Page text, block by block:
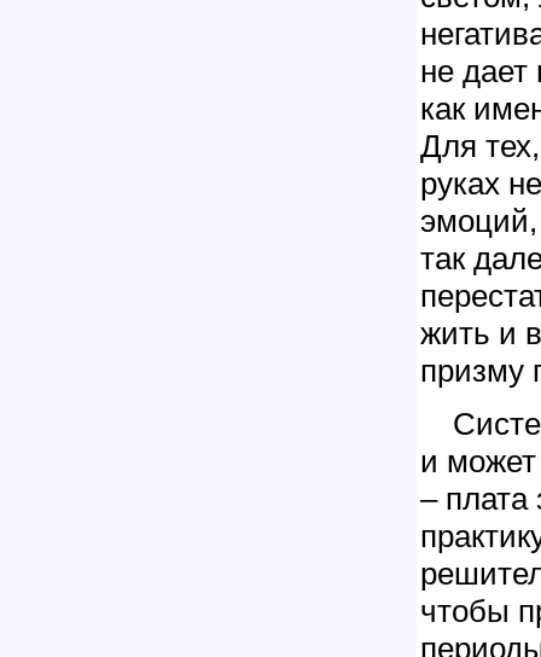
не дает
как
Для
руках
эмоций,
так
жить и
призму
и
– плата
чтобы